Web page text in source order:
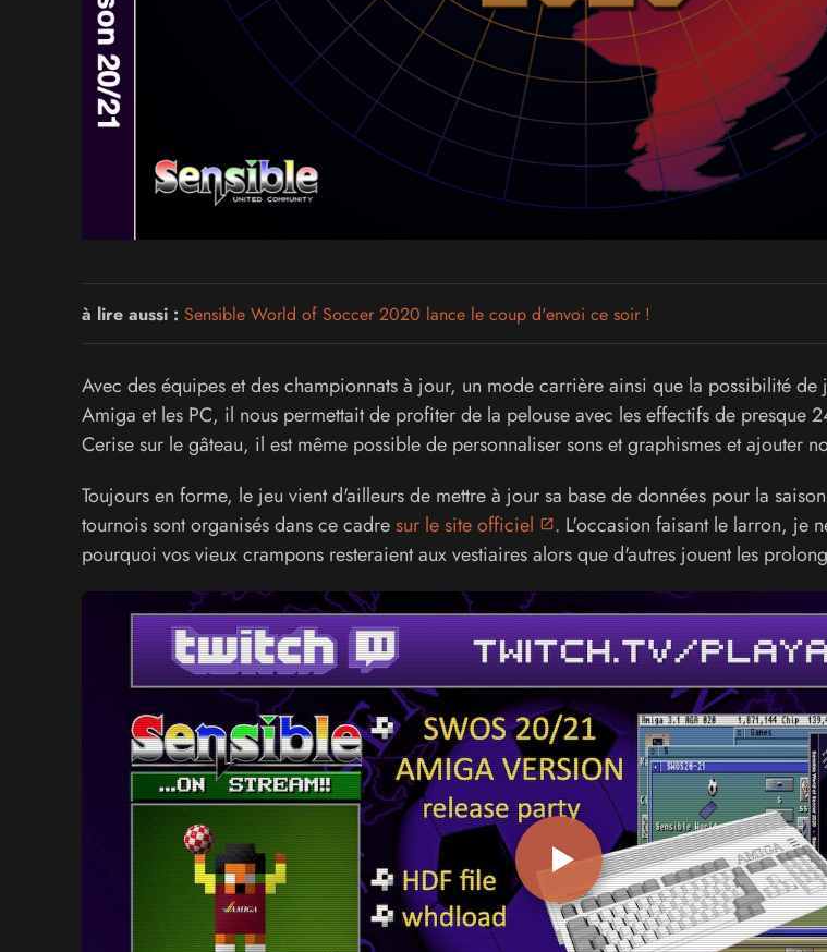
à lire aussi : Sensible World of Soccer 2020 lance le coup d'envoi ce soir !
Avec des équipes et des championnats à jour, un mode carrière ainsi que la possibilité
Amiga et les PC, il nous permettait de profiter de la pelouse avec les effectifs de presque
Cerise sur le gâteau, il est même possible de personnaliser sons et graphismes et ajouter
Toujours en forme, le jeu vient d'ailleurs de mettre à jour sa base de données pour la
tournois sont organisés dans ce cadresur le site officiel
. L'occasion faisant le larron, je
pourquoi vos vieux crampons resteraient aux vestiaires alors que d'autres jouent les